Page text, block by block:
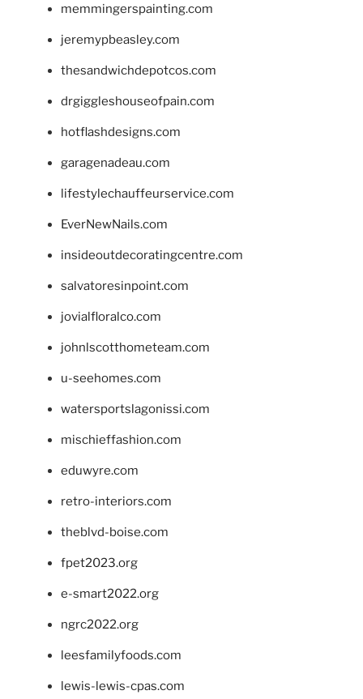
memmingerspainting.com
jeremypbeasley.com
thesandwichdepotcos.com
drgiggleshouseofpain.com
hotflashdesigns.com
garagenadeau.com
lifestylechauffeurservice.com
EverNewNails.com
insideoutdecoratingcentre.com
salvatoresinpoint.com
jovialfloralco.com
johnlscotthometeam.com
u-seehomes.com
watersportslagonissi.com
mischieffashion.com
eduwyre.com
retro-interiors.com
theblvd-boise.com
fpet2023.org
e-smart2022.org
ngrc2022.org
leesfamilyfoods.com
lewis-lewis-cpas.com